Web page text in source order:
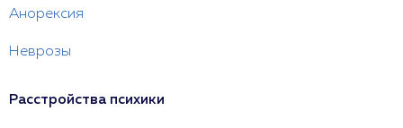
Анорексия
Неврозы
Расстройства психики